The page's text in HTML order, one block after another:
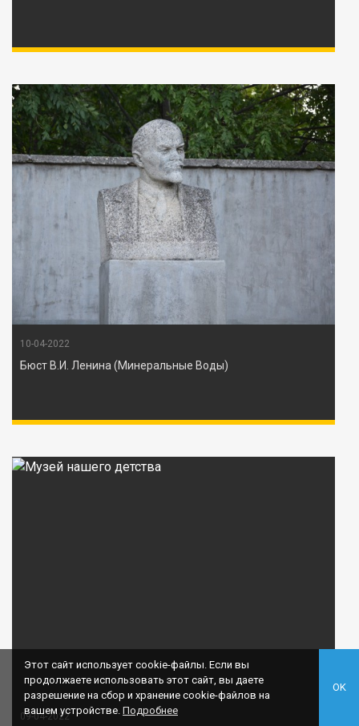
10-04-2022
Бюст В.И. Ленина (Минеральные Воды)
09-04-2022
Этот сайт использует cookie-файлы. Если вы
продолжаете использовать этот сайт, вы даете
разрешение на сбор и хранение cookie-файлов на
вашем устройстве. Подробнее
OK